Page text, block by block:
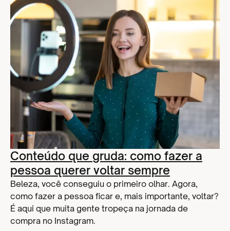
Conteúdo que gruda: como fazer a
pessoa querer voltar sempre
Beleza, você conseguiu o primeiro olhar. Agora,
como fazer a pessoa ficar e, mais importante, voltar?
É aqui que muita gente tropeça na jornada de
compra no Instagram.